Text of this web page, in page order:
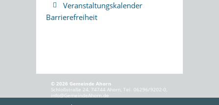
Veranstaltungskalender
Barrierefreiheit
© 2026 Gemeinde Ahorn
Schloßstraße 24, 74744 Ahorn, Tel. 06296/9202-0,
info@GemeindeAhorn.de